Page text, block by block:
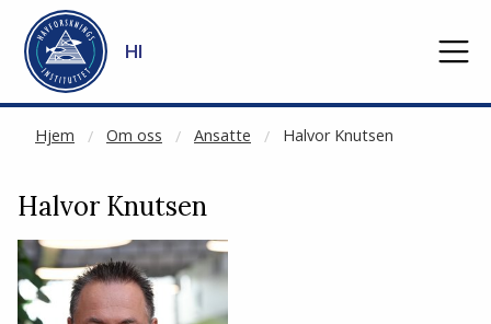
Gå til hovedinnhold
HI
Hjem Om oss Ansatte Halvor Knutsen
NOT CACHED
Halvor Knutsen